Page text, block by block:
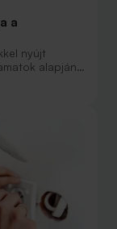
a
nyújt
alapján
százalékra